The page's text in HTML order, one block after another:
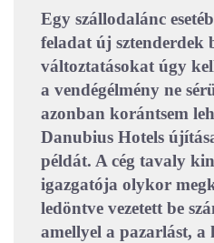
Egy szállodalánc
feladat új sztenderdek
változtatásokat úgy
a vendégélmény ne
azonban korántsem
Danubius Hotels
példát. A cég tavaly
igazgatója olykor
ledöntve vezetett be
amellyel a pazarlást, a